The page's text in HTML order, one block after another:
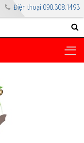
Điện thoại:090.308.1493